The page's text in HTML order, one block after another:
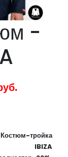
-
Костюм-тройка
IBIZA